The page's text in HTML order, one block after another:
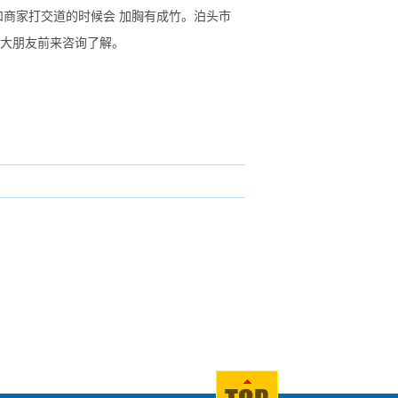
家打交道的时候会 加胸有成竹。 泊头市
朋友前来咨询了解。